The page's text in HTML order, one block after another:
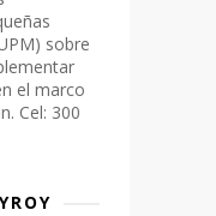
sobre
el marco
Cel: 300